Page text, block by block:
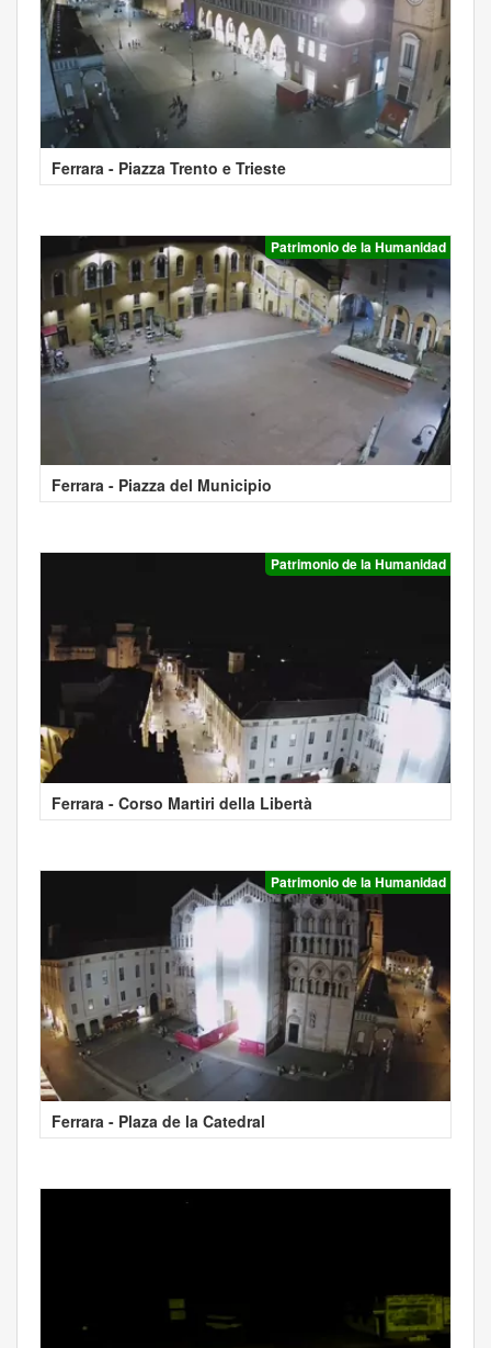
Ferrara - Piazza Trento e Trieste
Patrimonio de la Humanidad
Ferrara - Piazza del Municipio
Patrimonio de la Humanidad
Ferrara - Corso Martiri della Libertà
Patrimonio de la Humanidad
Ferrara - Plaza de la Catedral